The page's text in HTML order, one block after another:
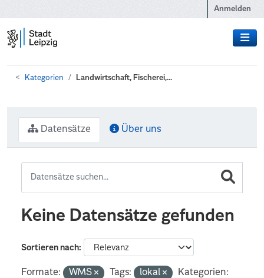
Anmelden
Kategorien Landwirtschaft, Fischerei,...
Datensätze Über uns
Keine Datensätze gefunden
Sortieren nach
Formate: WMS Tags: lokal
Kategorien: